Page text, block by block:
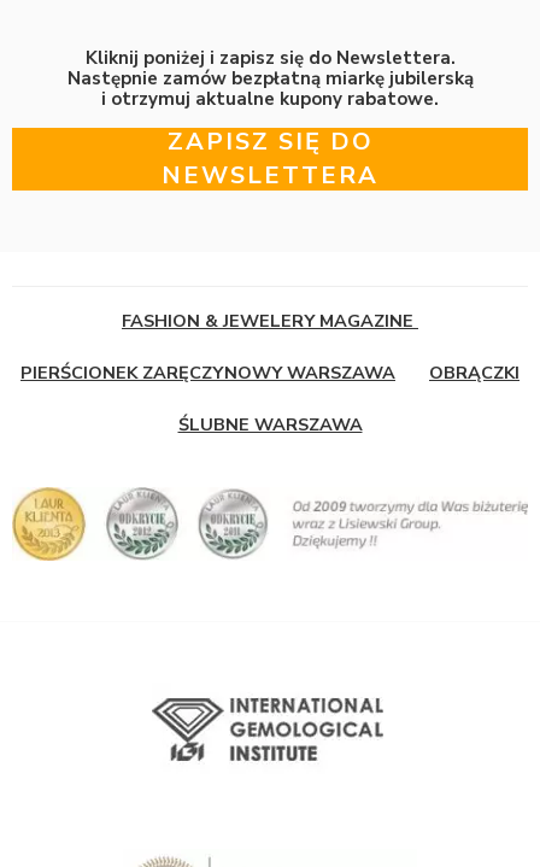
Kliknij poniżej i zapisz się do Newslettera.
Następnie zamów bezpłatną miarkę jubilerską
i otrzymuj aktualne kupony rabatowe.
ZAPISZ SIĘ DO
NEWSLETTERA
FASHION & JEWELERY MAGAZINE
PIERŚCIONEK ZARĘCZYNOWY WARSZAWA OBRĄCZKI
ŚLUBNE WARSZAWA